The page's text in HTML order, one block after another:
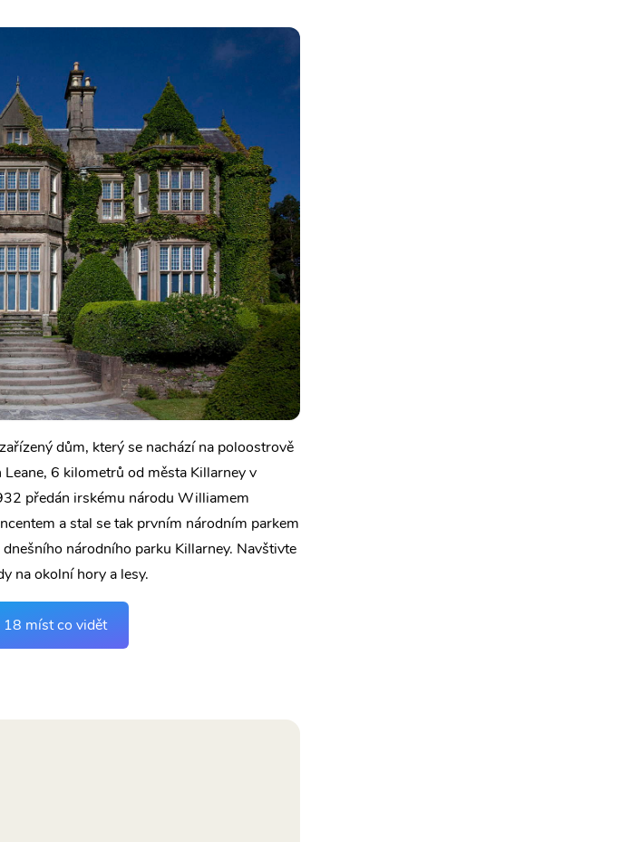
dům, který se nachází na poloostrově
6 kilometrů od města Killarney v
předán irskému národu Williamem
a stal se tak prvním národním parkem
národního parku Killarney. Navštivte
na okolní hory a lesy.
18 míst co vidět